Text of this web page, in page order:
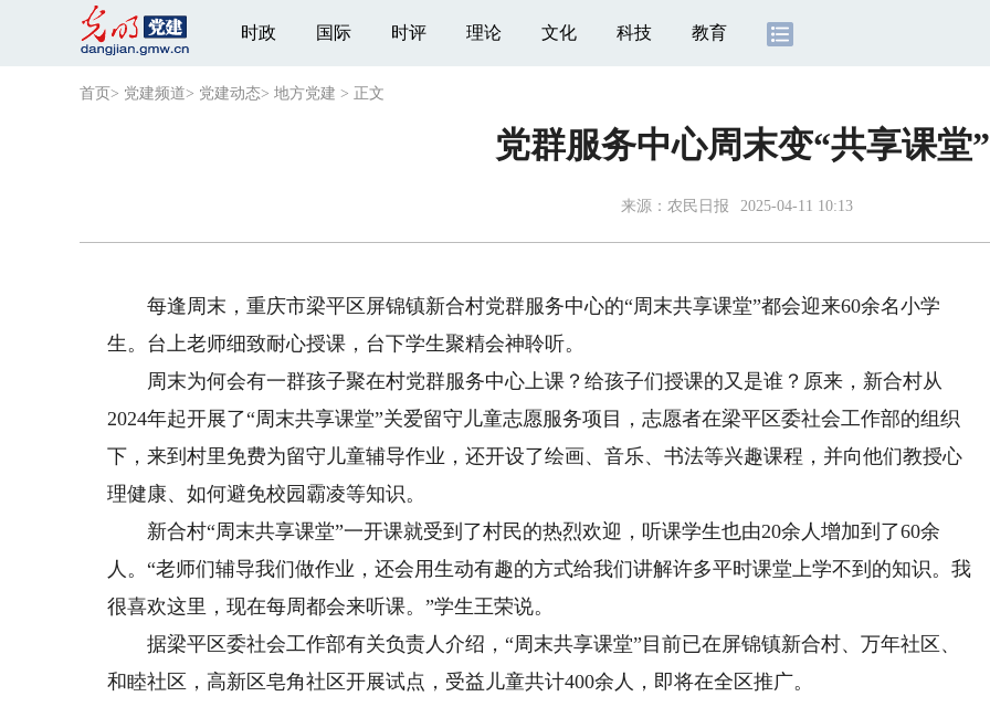
时政 国际 时评 理论 文化 科技 教育
首页 > 党建频道> 党建动态> 地方党建 > 正文
党群服务中心周末变“共享课堂”
来源： 农民日报 2025-04-11 10:13
每逢周末，重庆市梁平区屏锦镇新合村党群服务中心的“周末共享课堂”都会迎来60余名小学
生。台上老师细致耐心授课，台下学生聚精会神聆听。
周末为何会有一群孩子聚在村党群服务中心上课？给孩子们授课的又是谁？原来，新合村从
2024年起开展了“周末共享课堂”关爱留守儿童志愿服务项目，志愿者在梁平区委社会工作部的组织
下，来到村里免费为留守儿童辅导作业，还开设了绘画、音乐、书法等兴趣课程，并向他们教授心
理健康、如何避免校园霸凌等知识。
新合村“周末共享课堂”一开课就受到了村民的热烈欢迎，听课学生也由20余人增加到了60余
人。“老师们辅导我们做作业，还会用生动有趣的方式给我们讲解许多平时课堂上学不到的知识。我
很喜欢这里，现在每周都会来听课。”学生王荣说。
据梁平区委社会工作部有关负责人介绍，“周末共享课堂”目前已在屏锦镇新合村、万年社区、
和睦社区，高新区皂角社区开展试点，受益儿童共计400余人，即将在全区推广。